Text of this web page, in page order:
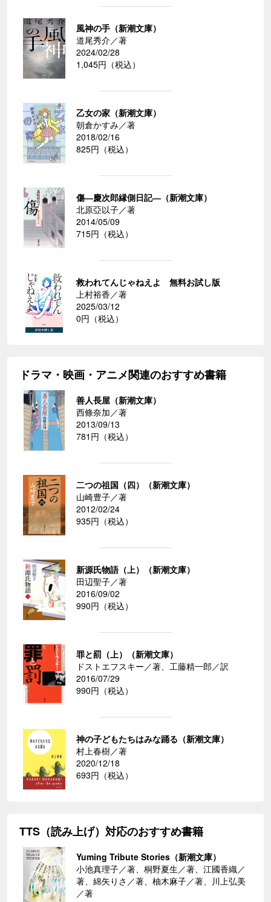
風神の手（新潮文庫）
道尾秀介／著
2024/02/28
1,045円（税込）
乙女の家（新潮文庫）
朝倉かすみ／著
2018/02/16
825円（税込）
傷―慶次郎縁側日記―（新潮文庫）
北原亞以子／著
2014/05/09
715円（税込）
救われてんじゃねえよ 無料お試し版
上村裕香／著
2025/03/12
0円（税込）
ドラマ・映画・アニメ関連のおすすめ書籍
善人長屋（新潮文庫）
西條奈加／著
2013/09/13
781円（税込）
二つの祖国（四）（新潮文庫）
山崎豊子／著
2012/02/24
935円（税込）
新源氏物語（上）（新潮文庫）
田辺聖子／著
2016/09/02
990円（税込）
罪と罰（上）（新潮文庫）
ドストエフスキー／著、工藤精一郎／訳
2016/07/29
990円（税込）
神の子どもたちはみな踊る（新潮文庫）
村上春樹／著
2020/12/18
693円（税込）
TTS（読み上げ）対応のおすすめ書籍
Yuming Tribute Stories（新潮文庫）
小池真理子／著、桐野夏生／著、江國香織／
著、綿矢りさ／著、柚木麻子／著、川上弘美
／著